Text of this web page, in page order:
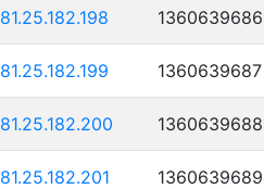
81.25.182.198 1360639686
81.25.182.199 1360639687
81.25.182.200 1360639688
81.25.182.201 1360639689